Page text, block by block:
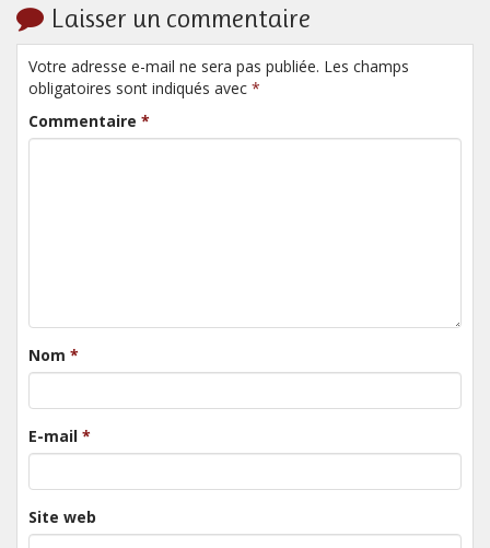
Laisser un commentaire
Votre adresse e-mail ne sera pas publiée. Les champs
obligatoires sont indiqués avec *
Commentaire *
Nom *
E-mail *
Site web